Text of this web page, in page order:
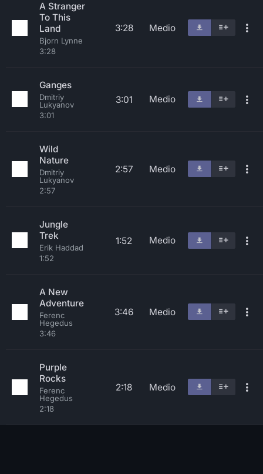
A Stranger
To This
Land
Bjorn Lynne
3:28
3:28 Medio
Ganges
Dmitriy
Lukyanov
3:01
3:01 Medio
Wild
Nature
Dmitriy
Lukyanov
2:57
2:57 Medio
Jungle
Trek
Erik Haddad
1:52
1:52 Medio
A New
Adventure
Ferenc
Hegedus
3:46
3:46 Medio
Purple
Rocks
Ferenc
Hegedus
2:18
2:18 Medio